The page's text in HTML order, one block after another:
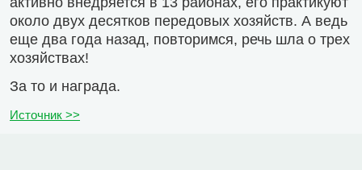
около двух десятков передовых хозяйств. А ведь
еще два года назад, повторимся, речь шла о трех
хозяйствах!
За то и награда.
Источник >>